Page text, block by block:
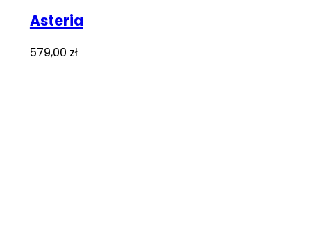
Asteria
579,00 zł